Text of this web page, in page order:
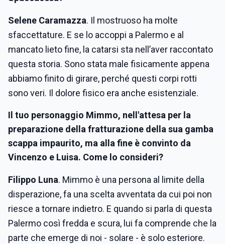
Selene Caramazza. Il mostruoso ha molte
sfaccettature. E se lo accoppi a Palermo e al
mancato lieto fine, la catarsi sta nell’aver raccontato
questa storia. Sono stata male fisicamente appena
abbiamo finito di girare, perché questi corpi rotti
sono veri. Il dolore fisico era anche esistenziale.
Il tuo personaggio Mimmo, nell'attesa per la
preparazione della fratturazione della sua gamba
scappa impaurito, ma alla fine è convinto da
Vincenzo e Luisa. Come lo consideri?
Filippo Luna. Mimmo è una persona al limite della
disperazione, fa una scelta avventata da cui poi non
riesce a tornare indietro. E quando si parla di questa
Palermo così fredda e scura, lui fa comprende che la
parte che emerge di noi - solare - è solo esteriore.